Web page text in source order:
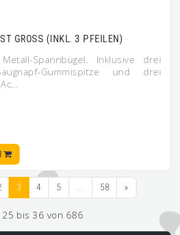
GROSS (INKL. 3 PFEILEN)
Spannbügel. Inklusive drei
Gummispitze und drei
3 4 5 ... 58 »
25 bis 36 von 686